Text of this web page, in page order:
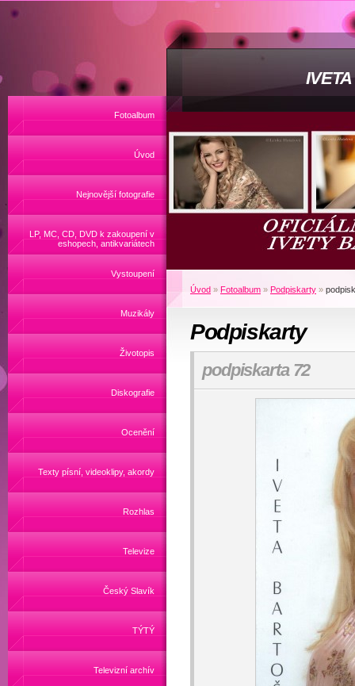
Fotoalbum
Úvod
Nejnovější fotografie
LP, MC, CD, DVD k zakoupení v
eshopech, antikvariátech
Vystoupení
Muzikály
Životopis
Diskografie
Ocenění
Texty písní, videoklipy, akordy
Rozhlas
Televize
Český Slavík
TÝTÝ
Televizní archív
Úvod » Fotoalbum » Podpiskarty »
Podpiskarty
podpiskarta 72